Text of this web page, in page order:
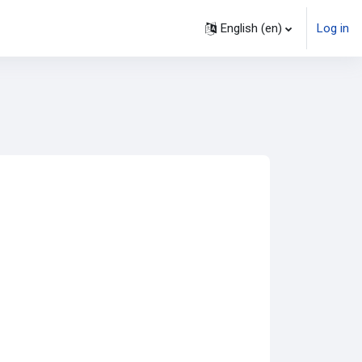
English ‎(en)‎ Log in